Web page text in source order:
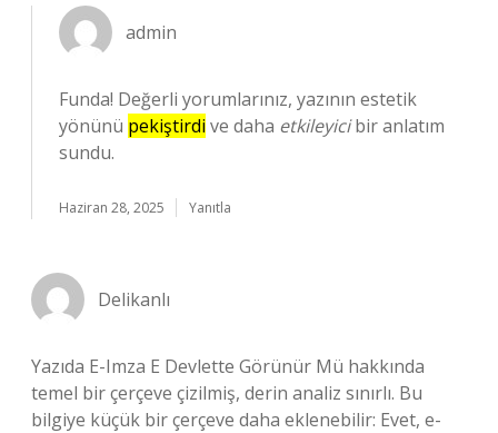
admin
Funda! Değerli yorumlarınız, yazının estetik
yönünü pekiştirdi ve daha etkileyicibir anlatım
sundu.
Haziran 28, 2025 Yanıtla
Delikanlı
Yazıda E-Imza E Devlette Görünür Mü hakkında
temel bir çerçeve çizilmiş, derin analiz sınırlı. Bu
bilgiye küçük bir çerçeve daha eklenebilir: Evet, e-